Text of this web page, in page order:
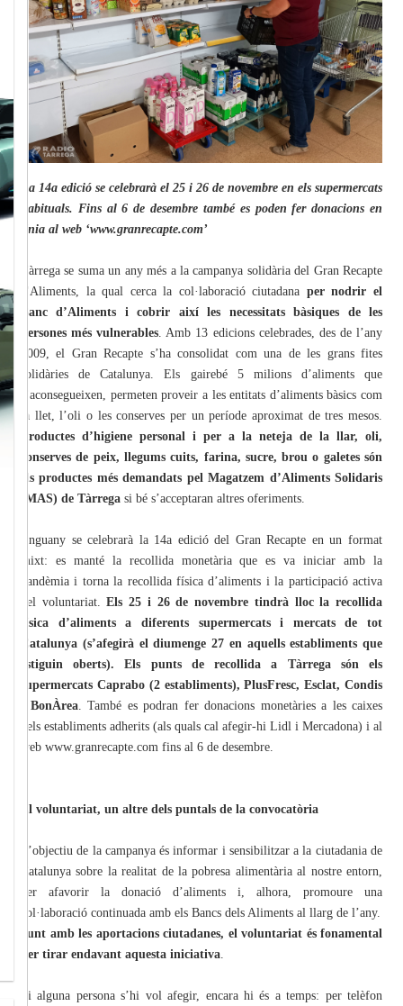
La 14a edició se celebrarà el 25 i 26 de novembre en els supermercats
habituals. Fins al 6 de desembre també es poden fer donacions en
línia al web ‘www.granrecapte.com’
Tàrrega se suma un any més a la campanya solidària del Gran Recapte
d'Aliments, la qual cerca la col·laboració ciutadana per nodrir el
Banc d’Aliments i cobrir així les necessitats bàsiques de les
persones més vulnerables . Amb 13 edicions celebrades, des de l’any
2009, el Gran Recapte s’ha consolidat com una de les grans fites
solidàries de Catalunya. Els gairebé 5 milions d’aliments que
s’aconsegueixen, permeten proveir a les entitats d’aliments bàsics com
la llet, l’oli o les conserves per un període aproximat de tres mesos.
Productes d’higiene personal i per a la neteja de la llar, oli,
conserves de peix, llegums cuits, farina, sucre, brou o galetes són
els productes més demandats pel Magatzem d’Aliments Solidaris
(MAS) de Tàrrega si bé s’acceptaran altres oferiments.
Enguany se celebrarà la 14a edició del Gran Recapte en un format
mixt: es manté la recollida monetària que es va iniciar amb la
pandèmia i torna la recollida física d’aliments i la participació activa
del voluntariat.Els 25 i 26 de novembre tindrà lloc la recollida
física d’aliments a diferents supermercats i mercats de tot
Catalunya (s’afegirà el diumenge 27 en aquells establiments que
estiguin oberts). Els punts de recollida a Tàrrega són els
supermercats Caprabo (2 establiments), PlusFresc, Esclat, Condis
i BonÀrea. També es podran fer donacions monetàries a les caixes
dels establiments adherits (als quals cal afegir-hi Lidl i Mercadona) i al
web www.granrecapte.com fins al 6 de desembre.
El voluntariat, un altre dels puntals de la convocatòria
L’objectiu de la campanya és informar i sensibilitzar a la ciutadania de
Catalunya sobre la realitat de la pobresa alimentària al nostre entorn,
per afavorir la donació d’aliments i, alhora, promoure una
col·laboració continuada amb els Bancs dels Aliments al llarg de l’any.
Junt amb les aportacions ciutadanes, el voluntariat és fonamental
per tirar endavant aquesta iniciativa
Si alguna persona s’hi vol afegir, encara hi és a temps: per telèfon